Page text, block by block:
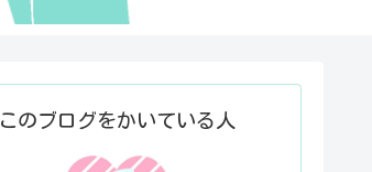
このブログをかいている人